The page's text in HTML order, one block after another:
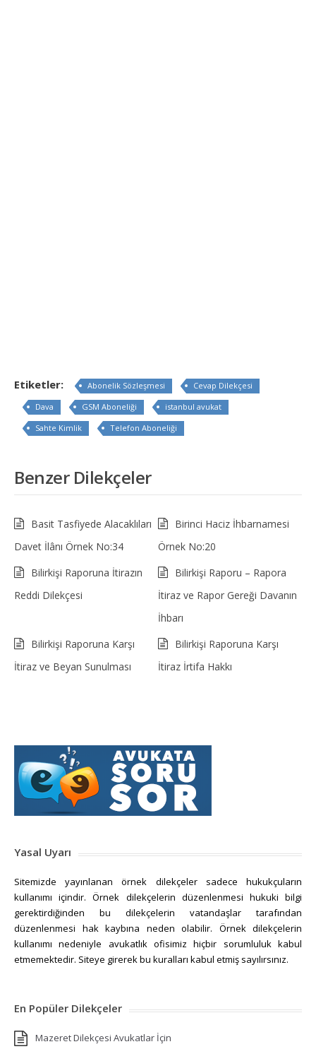
Etiketler: Abonelik Sözleşmesi
Cevap Dilekçesi
Dava
GSM Aboneliği
istanbul avukat
Sahte Kimlik
Telefon Aboneliği
Benzer Dilekçeler
Basit Tasfiyede Alacaklıları
Davet İlânı Örnek No:34
Birinci Haciz İhbarnamesi
Örnek No:20
Bilirkişi Raporuna İtirazın
Reddi Dilekçesi
Bilirkişi Raporu – Rapora
İtiraz ve Rapor Gereği Davanın
İhbarı
Bilirkişi Raporuna Karşı
İtiraz ve Beyan Sunulması
Bilirkişi Raporuna Karşı
İtiraz İrtifa Hakkı
Yasal Uyarı
Sitemizde yayınlanan örnek dilekçeler sadece hukukçuların
kullanımı içindir. Örnek dilekçelerin düzenlenmesi hukuki bilgi
gerektirdiğinden bu dilekçelerin vatandaşlar tarafından
düzenlenmesi hak kaybına neden olabilir. Örnek dilekçelerin
kullanımı nedeniyle avukatlık ofisimiz hiçbir sorumluluk kabul
etmemektedir. Siteye girerek bu kuralları kabul etmiş sayılırsınız.
En Popüler Dilekçeler
Mazeret Dilekçesi Avukatlar İçin